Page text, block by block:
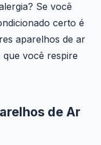
Se você
certo é
aparelhos de ar
que você respire
de Ar